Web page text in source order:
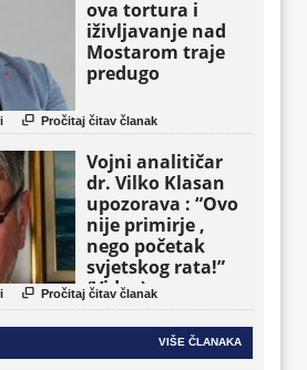
jedinice
ova tortura i
iživljavanje nad
Mostarom traje
predugo
 Pročitaj čitav članak
Vojni analitičar
dr. Vilko Klasan
upozorava : “Ovo
nije primirje ,
nego početak
svjetskog rata!”
(Video)
 Pročitaj čitav članak
VIŠE ČLANAKA